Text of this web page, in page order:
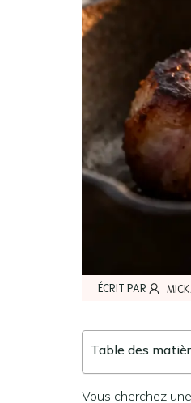
ÉCRIT PAR
Table des
Vous cherchez